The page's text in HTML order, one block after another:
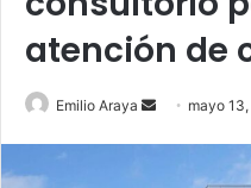
atención de
Emilio Araya
Send mayo